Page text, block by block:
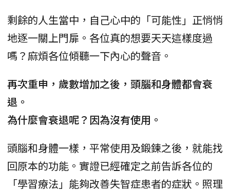
剩餘的人生當中，自己心中的「可能性」正悄悄
地逐一關上門扉。各位真的想要天天這樣度過
嗎？麻煩各位傾聽一下內心的聲音。
再次重申，歲數增加之後，頭腦和身體都會衰
退。
為什麼會衰退呢？因為沒有使用。
頭腦和身體一樣，平常使用及鍛鍊之後，就能找
回原本的功能。實證已經確定之前告訴各位的
「學習療法」能夠改善失智症患者的症狀。照理